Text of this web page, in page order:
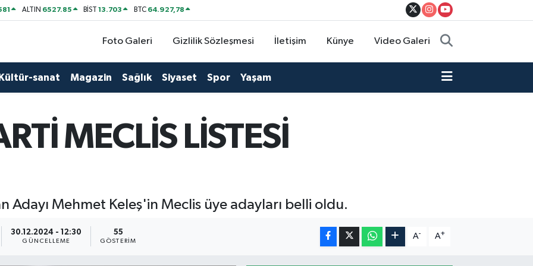
ALTIN 6527.85 BİST13.703 BTC 64.927,78
Foto Galeri Gizlilik Sözleşmesi İletişim Künye Video Galeri
Kültür-sanat Magazin Sağlık Siyaset Spor Yaşam
MECLİS LİSTESİ
Adayı Mehmet Keleş'in Meclis üye adayları belli oldu.
30.12.2024 - 12:30
GÜNCELLEME
55
GÖSTERIM
A- A+